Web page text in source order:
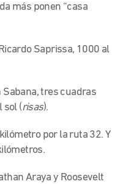
más ponen “casa
Saprissa, 1000 al
Sabana, tres cuadras
sol (risas).
por la ruta 32. Y
Araya y Roosevelt